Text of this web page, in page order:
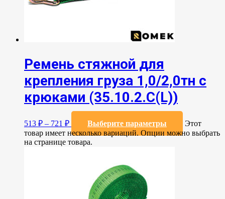
Ремень стяжной для
крепления груза 1,0/2,0тн с
крюками (35.10.2.C(L))
513 ₽ – 721 ₽ Выберите параметры
Этот
товар имеет несколько вариаций. Опции можно выбрать
на странице товара.